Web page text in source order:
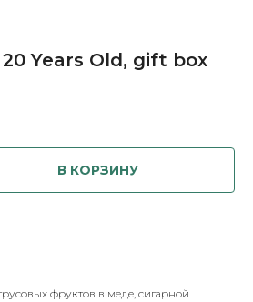
Years Old, gift box
В КОРЗИНУ
фруктов в меде, сигарной